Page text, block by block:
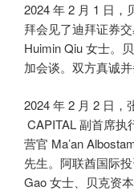
2024 年 2 月 1 日，
拜会见了迪拜证券
Huimin Qiu 女士。
加会谈。双方真诚
2024 年 2 月 2 日，
CAPITAL 副首席执
营官 Ma’an
先生。阿联酋国际
Gao 女士、贝克资